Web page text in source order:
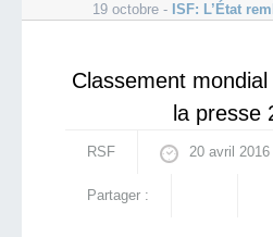
19 octobre - ISF: L’État
Classement
la presse
RSF 20 avril 2016
Partager :